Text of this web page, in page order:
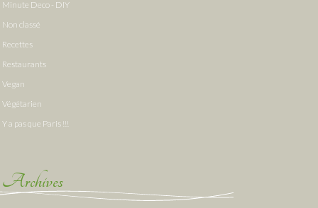
Minute Deco - DIY
Non classé
Recettes
Restaurants
Vegan
Végétarien
Y a pas que Paris !!!
Archives